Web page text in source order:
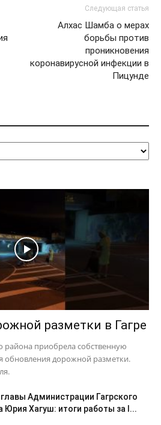
Следующая статья
Алхас Шамба о мерах
борьбы против
проникновения
коронавирусной инфекции в
Пицунде
разметки в Гагре
района приобрела собственную
дорожной разметки.
Администрации Гагрского
Юрия Хагуш: итоги работы за I...